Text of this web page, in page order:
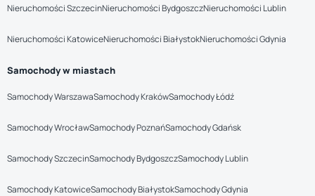
Nieruchomości SzczecinNieruchomości BydgoszczNieruchomości Lublin
Nieruchomości KatowiceNieruchomości BiałystokNieruchomości Gdynia
Samochody w miastach
Samochody WarszawaSamochody KrakówSamochody Łódź
Samochody WrocławSamochody PoznańSamochody Gdańsk
Samochody SzczecinSamochody BydgoszczSamochody Lublin
Samochody KatowiceSamochody BiałystokSamochody Gdynia